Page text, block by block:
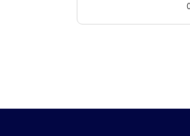
Zilebesiran in
Study